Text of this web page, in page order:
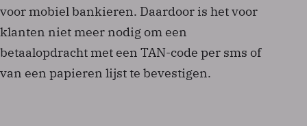
voor mobiel bankieren. Daardoor is het voor
klanten niet meer nodig om een
betaalopdracht met een TAN-code per sms of
van een papieren lijst te bevestigen.